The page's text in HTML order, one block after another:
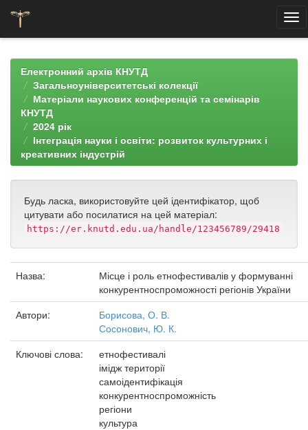
navigationЕлектронний архів КНУТД
Загальноуніверситетські колекції
Матеріали наукових конференцій та семінарів
КНУТД
2024 рік
Інтеграція науки і освіти: розвиток культурних і
креативних індустрій
Будь ласка, використовуйте цей ідентифікатор, щоб
цитувати або посилатися на цей матеріал:
https://er.knutd.edu.ua/handle/123456789/29418
Назва:
Місце і роль етнофестивалів у формуванні
конкурентноспроможності регіонів України
Автори:
Борисова, О. В.
Сосонович, Ю. К.
Ключові слова:
етнофестивалі
імідж території
самоідентифікація
конкурентноспроможність
регіони
культура